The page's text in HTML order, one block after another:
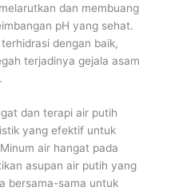
dan membuang
pH yang sehat.
dengan baik,
terjadinya gejala asam
dan terapi air putih
yang efektif untuk
air hangat pada
asupan air putih yang
bersama-sama untuk